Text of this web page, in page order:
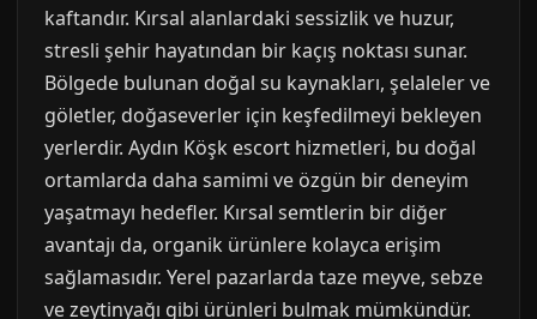
kaftandır. Kırsal alanlardaki sessizlik ve huzur,
stresli şehir hayatından bir kaçış noktası sunar.
Bölgede bulunan doğal su kaynakları, şelaleler ve
göletler, doğaseverler için keşfedilmeyi bekleyen
yerlerdir. Aydın Köşk escort hizmetleri, bu doğal
ortamlarda daha samimi ve özgün bir deneyim
yaşatmayı hedefler. Kırsal semtlerin bir diğer
avantajı da, organik ürünlere kolayca erişim
sağlamasıdır. Yerel pazarlarda taze meyve, sebze
ve zeytinyağı gibi ürünleri bulmak mümkündür.